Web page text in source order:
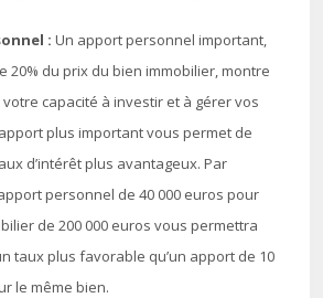
: Un apport personnel important,
20% du prix du bien immobilier, montre
capacité à investir et à gérer vos
plus important vous permet de
d’intérêt plus avantageux. Par
personnel de 40 000 euros pour
de 200 000 euros vous permettra
taux plus favorable qu’un apport de 10
le même bien.